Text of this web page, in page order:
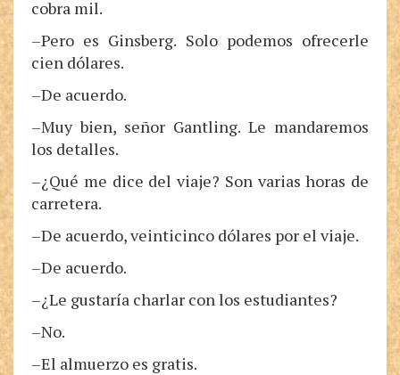
cobra mil.
–Pero es Ginsberg. Solo podemos ofrecerle
cien dólares.
–De acuerdo.
–Muy bien, señor Gantling. Le mandaremos
los detalles.
–¿Qué me dice del viaje? Son varias horas de
carretera.
–De acuerdo, veinticinco dólares por el viaje.
–De acuerdo.
–¿Le gustaría charlar con los estudiantes?
–No.
–El almuerzo es gratis.